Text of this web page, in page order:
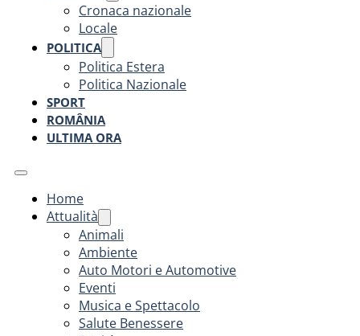
Cronaca nazionale
Locale
POLITICA
Politica Estera
Politica Nazionale
SPORT
ROMÂNIA
ULTIMA ORA
Home
Attualità
Animali
Ambiente
Auto Motori e Automotive
Eventi
Musica e Spettacolo
Salute Benessere